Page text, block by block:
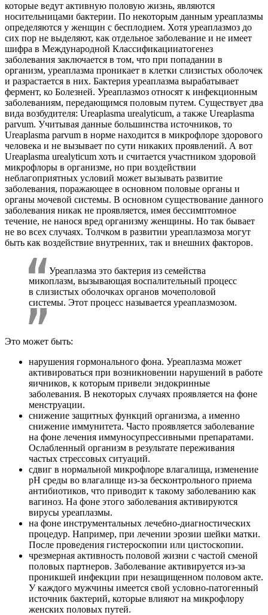
которые ведут активную половую жизнь, являются
носительницами бактерии. По некоторым данным уреаплазмы
определяются у женщин с бесплодием. Хотя уреаплазмоз до
сих пор не выделяют, как отдельное заболевание и не имеет
шифра в Международной Классификацииатогенез
заболевания заключается в том, что при попадании в
организм, уреаплазма проникает в клетки слизистых оболочек
и разрастается в них. Бактерия уреаплазма вырабатывает
фермент, ко Болезней. Уреаплазмоз относят к инфекционным
заболеваниям, передающимся половым путем. Существует два
вида возбудителя: Ureaplasma urealyticum, а также Ureaplasma
parvum. Учитывая данные большинства источников, то
Ureaplasma parvum в норме находится в микрофлоре здорового
человека и не вызывает по сути никаких проявлений. А вот
Ureaplasma urealyticum хоть и считается участником здоровой
микрофлоры в организме, но при воздействии
неблагоприятных условий может вызывать развитие
заболевания, поражающее в основном половые органы и
органы мочевой системы. В основном существование данного
заболевания никак не проявляется, имея бессимптомное
течение, не нанося вред организму женщины. Но так бывает
не во всех случаях. Толчком в развитии уреаплазмоза могут
быть как воздействие внутренних, так и внешних факторов.
Уреаплазма это бактерия из семейства
микоплазм, вызывающая воспалительный процесс
в слизистых оболочках органов мочеполовой
системы. Этот процесс называется уреаплазмозом.
Это может быть:
нарушения гормонального фона. Уреаплазма может
активироваться при возникновении нарушений в работе
яичников, к которым привели эндокринные
заболевания. В некоторых случаях проявляется на фоне
менструации.
снижение защитных функций организма, а именно
снижение иммунитета. Часто проявляется заболевание
на фоне лечения иммуносупрессивными препаратами.
Ослабленный организм в результате переживания
частых стрессовых ситуаций.
сдвиг в нормальной микрофлоре влагалища, изменение
рН среды во влагалище из-за бесконтрольного приема
антибиотиков, что приводит к такому заболеванию как
вагиноз. На фоне этого заболевания активируются
вирусы уреаплазмы.
на фоне инструментальных лечебно-диагностических
процедур. Например, при лечении эрозии шейки матки.
После проведения гистероскопии или цистоскопии.
чрезмерная активность половой жизни с частой сменой
половых партнеров. Заболевание активируется из-за
проникшей инфекции при незащищенном половом акте.
У каждого мужчины имеется свой условно-патогенный
источник бактерий, которые влияют на микрофлору
женских половых путей.